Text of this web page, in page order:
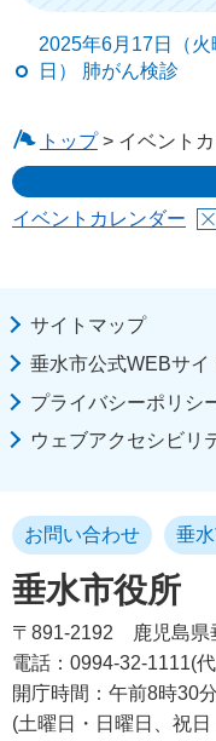
2025年6月17日（
日） 肺がん検診
トップ> イベント
イベントカレンダー
サイトマップ
垂水市公式WEBサイ
プライバシーポリシ
ウェブアクセシビリ
垂水市役所
お問い合わせ 垂
〒891-2192
鹿児島
電話：0994-32-1111(
開庁時間：午前8時30
(土曜日・日曜日、祝